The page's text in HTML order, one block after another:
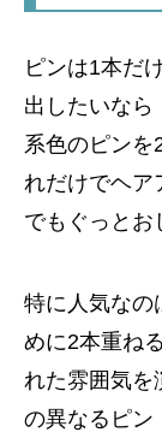
ピンは1本だ
出したいなら
系色のピンを
れだけでヘア
でもぐっとお
特に人気なの
めに2本重ね
れた雰囲気を
の異なるピン